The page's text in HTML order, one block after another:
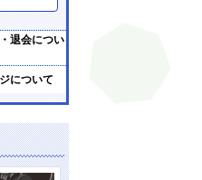
退会につい
について